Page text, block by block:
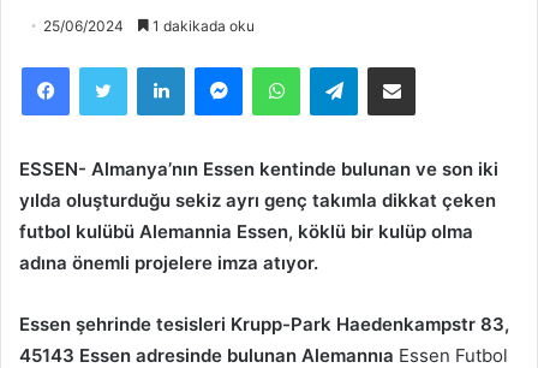
25/06/2024 1 dakikada oku
Telegram
ESSEN- Almanya’nın Essen kentinde bulunan ve son iki
yılda oluşturduğu sekiz ayrı genç takımla dikkat çeken
futbol kulübü Alemannia Essen, köklü bir kulüp olma
adına önemli projelere imza atıyor.
Essen şehrinde tesisleri Krupp-Park Haedenkampstr 83,
45143 Essen adresinde bulunan Alemannıa Essen Futbol